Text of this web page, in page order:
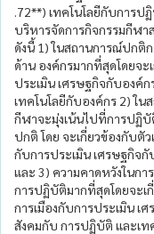
.72**) เทคโนโลยีกับการ
บริหารจัดการกิจกรรมกีฬา
ดังนี้ 1) ในสถานการณ์ปกติ
ด้าน องค์กรมากที่สุดโดยจะ
ประเมิน เศรษฐกิจกับองค์
เทคโนโลยีกับองค์กร 2) ใน
กีฬาจะมุ่งเน้นไปที่การปฏิ
ปกติ โดย จะเกี่ยวข้องกับตั
กับการประเมิน เศรษฐกิจ
และ 3) ความคาดหวังในกา
การปฏิบัติมากที่สุดโดยจะเ
การเมืองกับการประเมิน
สังคมกับ การปฏิบัติ และเ